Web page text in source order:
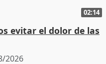
02:14
evitar el dolor de las
2026